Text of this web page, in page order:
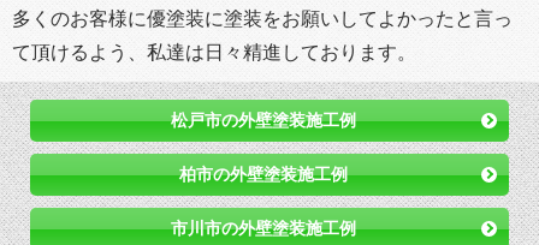
多くのお客様に優塗装に塗装をお願いしてよかったと言っ
て頂けるよう、私達は日々精進しております。
松戸市の外壁塗装施工例
柏市の外壁塗装施工例
市川市の外壁塗装施工例